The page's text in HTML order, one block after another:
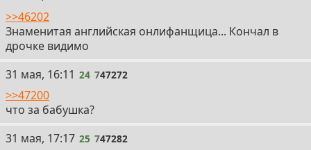
>>46202
Знаменитая английская онлифанщица... Кончал в
дрочке видимо
24
31 мая, 16:11 24 747272
>>47200
что за бабушка?
25
31 мая, 17:17 25 747282